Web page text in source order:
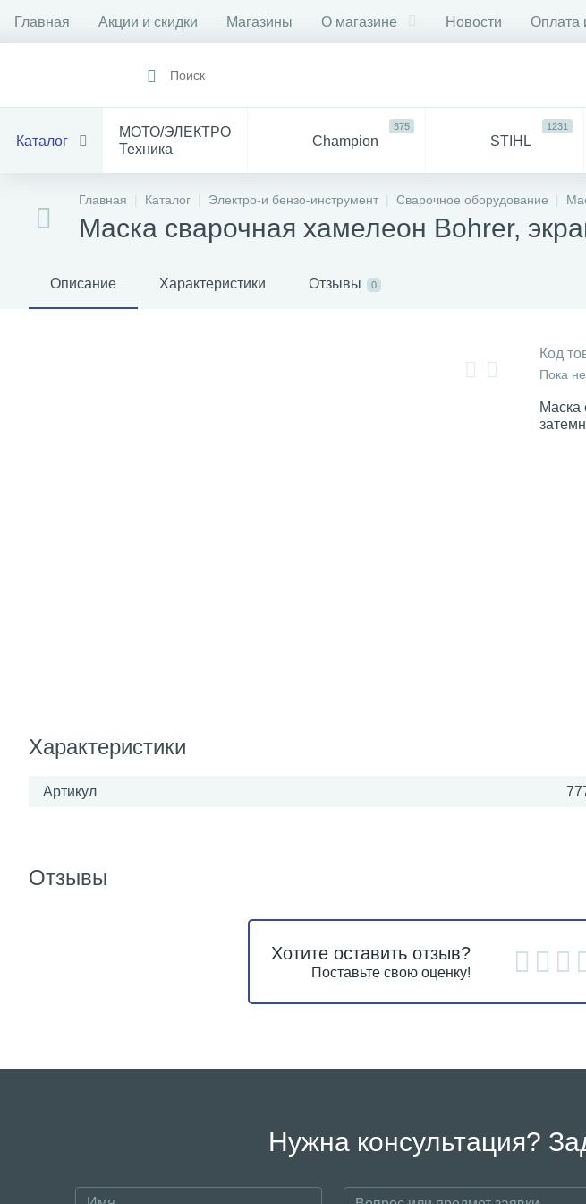
Главная Акции и скидки Магазины О магазине Новости Оплата
Каталог
МОТО/ЭЛЕКТРО
Техника
Champion
375
STIHL
1231
Все
Инструмент
ДЛЯ
Главная Каталог Электро-и бензо-инструмент Сварочное оборудование
Маска сварочная хамелеон Bohrer,
Описание Характеристики Отзывы 0
Код
Пока
Маска
Характеристики
Артикул
Отзывы
Хотите оставить отзыв?
Поставьте свою оценку!
Нужна консультация?